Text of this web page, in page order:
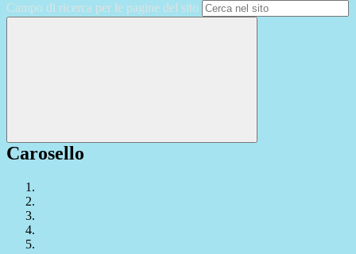
Campo di ricerca per le pagine del sito
Carosello